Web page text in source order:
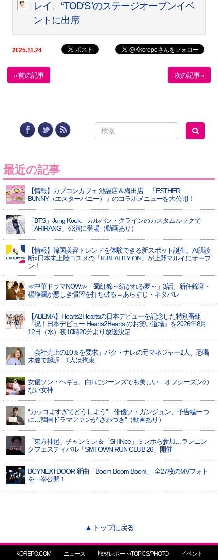
レイ、“TOD’S”のステージオープンイベ
ントに出席
2025.11.24
« 前の記事 次の記事 »
最近の記事
【情報】カプコンカフェ 池袋店＆梅田店 「ESTHER
BUNNY（エスターバニー）」のコラボメニューを大公開！
「BTS」Jung Kook、カルバン・クラインのカスタムルックで
「ARIRANG」公演に登場（動画あり）
【情報】韓国美容トレンドを体験できる新スポット誕生。AI肌診
断×日本未上陸コスメの「K-BEAUTY ON」が上野マルイにオープ
ン！
≪中華ドラマNOW≫「蜀紅錦～紡がれる夢～」3話、新任錦官・
楊静瀾が悪しき慣習を打ち破る＝あらすじ・ネタバレ
【ABEMA】Hearts2Heartsの日本デビューを記念した特別番組
『祝！日本デビュー Hearts2Hearts のお笑い道場』を2026年8月
12日（水）夜10時20分より放送決定
「会社売上の10％を要求」パク・ナレの元マネジャー2人、恐喝
未遂で起訴…1人は拘束
女優ソン・ヘギョ、白Tにジーンズでも美しい…オフシーズンの
ない女神
“カッコよすぎてどうしよう”…俳優ソ・ガンジュン、予告編一つ
に…韓国ドラマファンが“ざわつき”（動画あり）
「東方神起」チャンミン＆「SHINee」ミンホら参加…ランニン
グフェスティバル「SMTOWN RUN CLUB 26」開催
BOYNEXTDOOR 新曲「Boom Boom Boom」 全27枚のMVフォト
を一挙公開！
▲ トップに戻る
KOREPO.COM ニュース 取材レポート/TOPICS/PHOTO イベント